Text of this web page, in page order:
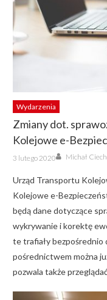
Wydarzenia
Zmiany dot.
Kolejowe e-
Posted
on
3 lutego 2020 Author
Michał
Urząd Transportu
Kolejowe e-
będą dane dotyczące
wykrywanie i korektę
te trafiały bezpośrednio
pośrednictwem można
pozwala także